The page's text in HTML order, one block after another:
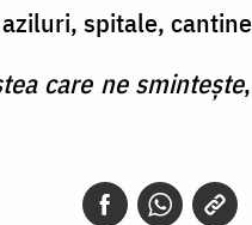
spitale,
care ne sminteşte